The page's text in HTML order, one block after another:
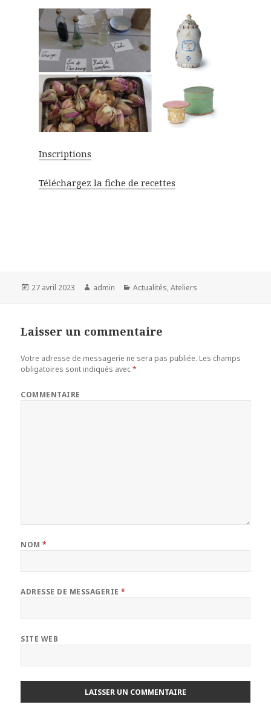
Inscriptions
Téléchargez la fiche de recettes
Publié
27 avril 2023 Auteur
admin Catégories
Actualités,Ateliers
Laisser un commentaire
Votre adresse de messagerie ne sera pas publiée. Les champs
obligatoires sont indiqués avec*
COMMENTAIRE
NOM*
ADRESSE DE MESSAGERIE*
SITE WEB